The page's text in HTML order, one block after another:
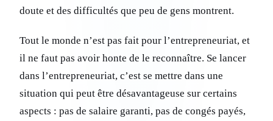
doute et des difficultés que peu de gens montrent.
Tout le monde n’est pas fait pour l’entrepreneuriat, et
il ne faut pas avoir honte de le reconnaître. Se lancer
dans l’entrepreneuriat, c’est se mettre dans une
situation qui peut être désavantageuse sur certains
aspects : pas de salaire garanti, pas de congés payés,